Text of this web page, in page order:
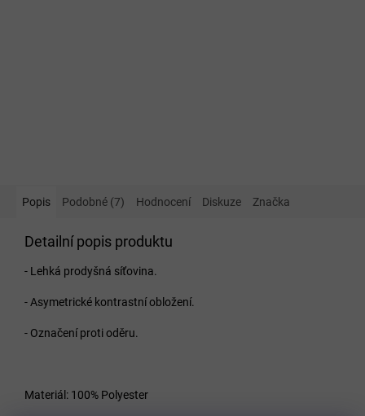
Popis Podobné (7) Hodnocení Diskuze Značka
Detailní popis produktu
- Lehká prodyšná síťovina.
- Asymetrické kontrastní obložení.
- Označení proti oděru.
Materiál: 100% Polyester